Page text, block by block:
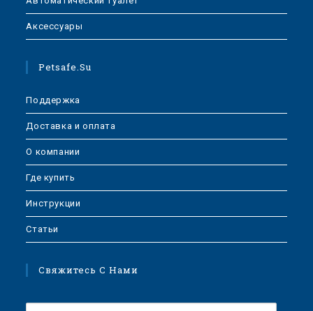
Аксессуары
Petsafe.su
Поддержка
Доставка и оплата
О компании
Где купить
Инструкции
Статьи
Свяжитесь С Нами